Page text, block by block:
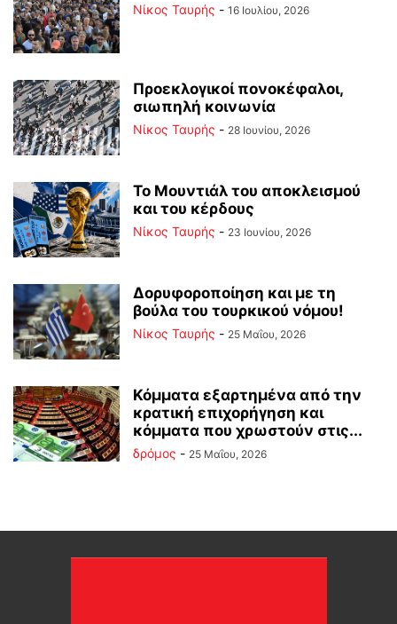
Νίκος Ταυρής - 16 Ιουλίου, 2026
Προεκλογικοί πονοκέφαλοι,
σιωπηλή κοινωνία
Νίκος Ταυρής - 28 Ιουνίου, 2026
Το Μουντιάλ του αποκλεισμού
και του κέρδους
Νίκος Ταυρής - 23 Ιουνίου, 2026
Δορυφοροποίηση και με τη
βούλα του τουρκικού νόμου!
Νίκος Ταυρής - 25 Μαΐου, 2026
Κόμματα εξαρτημένα από την
κρατική επιχορήγηση και
κόμματα που χρωστούν στις...
δρόμος - 25 Μαΐου, 2026